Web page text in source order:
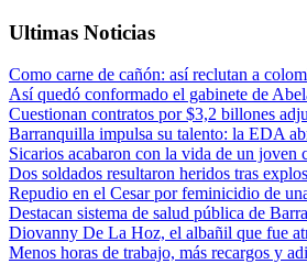
Ultimas Noticias
Como carne de cañón: así reclutan a
Así quedó conformado el gabinete de
Cuestionan contratos por $3,2 billones
Barranquilla impulsa su talento: la EDA
Sicarios acabaron con la vida de un
Dos soldados resultaron heridos tras
Repudio en el Cesar por feminicidio de
Destacan sistema de salud pública de
Diovanny De La Hoz, el albañil que fue
Menos horas de trabajo, más recargos y